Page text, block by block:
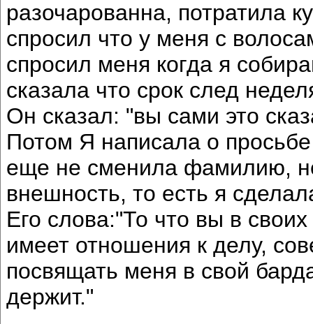
разочарованна, потратила
спросил что у меня с
спросил меня когда я
сказала что срок след
Он сказал: "вы сами это
Потом Я написала о
еще не сменила фамилию,
внешность, то есть я
Его слова:"То что вы в
имеет отношения к делу,
посвящать меня в свой
держит."